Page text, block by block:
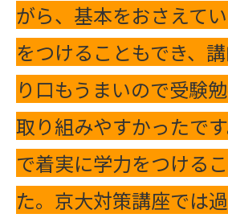
がら、基本をおさえて
をつけることもでき、
り口もうまいので受験
取り組みやすかったで
で着実に学力をつける
た。京大対策講座では